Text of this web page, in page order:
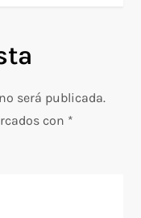
será publicada.
con *